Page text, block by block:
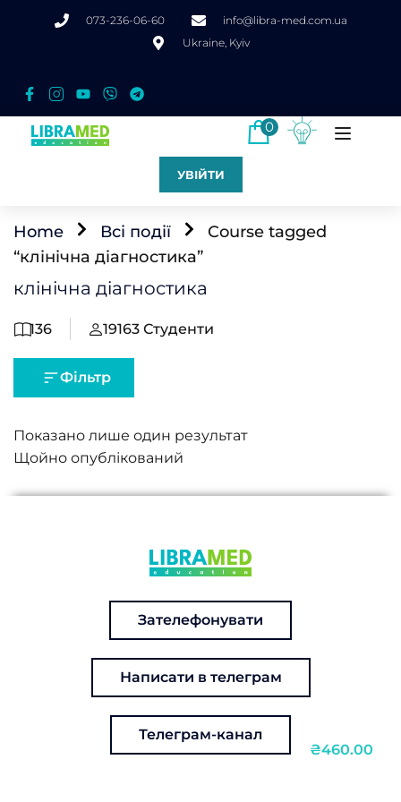
073-236-06-60
info@libra-med.com.ua
Ukraine, Kyiv
0
УВІЙТИ
Home Всі події
Course tagged
“клінічна діагностика”
клінічна діагностика
136 19163 Студенти
Фільтр
Показано лише один результат
₴460.00
Зателефонувати
Написати в телеграм
Телеграм-канал